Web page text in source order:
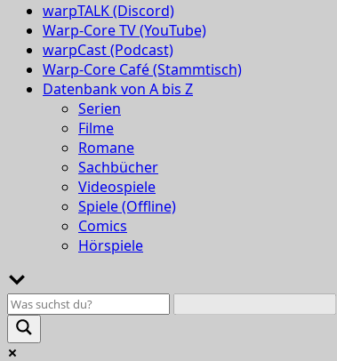
warpTALK (Discord)
Warp-Core TV (YouTube)
warpCast (Podcast)
Warp-Core Café (Stammtisch)
Datenbank von A bis Z
Serien
Filme
Romane
Sachbücher
Videospiele
Spiele (Offline)
Comics
Hörspiele